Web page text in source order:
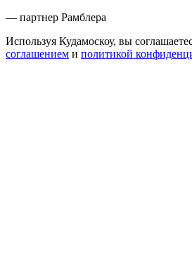
— партнер Рамблера
Используя Кудамоскоу, вы
соглашением и политикой